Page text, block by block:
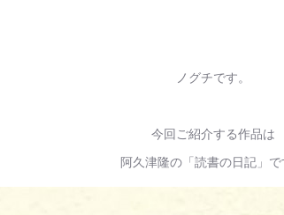
ノグチです。
今回ご紹介する作品は
阿久津隆の「読書の日記」で